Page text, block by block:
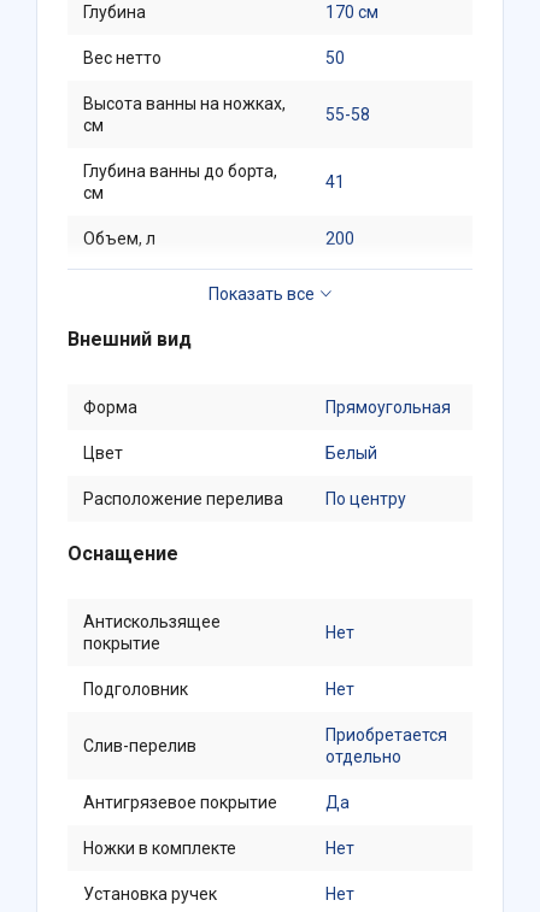
Глубина 170 см
Вес нетто 50
Высота ванны на ножках,
см
55-58
Глубина ванны до борта,
см
41
Объем, л 200
Полезный объем, л
Внешний вид
Форма Прямоугольная
Цвет Белый
Расположение перелива По центру
Оснащение
Антискользящее
покрытие
Нет
Подголовник Нет
Слив-перелив
Приобретается
отдельно
Антигрязевое покрытие Да
Ножки в комплекте Нет
Установка ручек Нет